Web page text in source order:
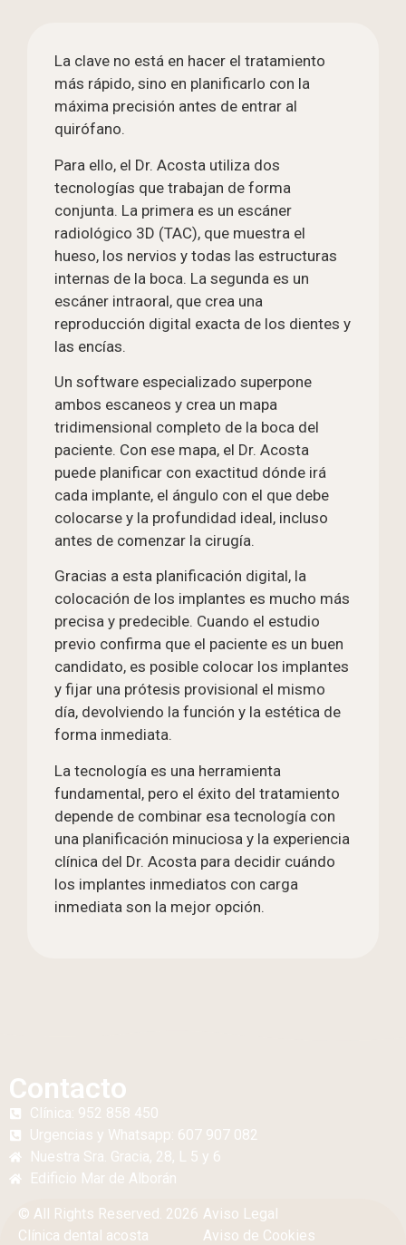
La clave no está en hacer el tratamiento
más rápido, sino en planificarlo con la
máxima precisión antes de entrar al
quirófano.
Para ello, el Dr. Acosta utiliza dos
tecnologías que trabajan de forma
conjunta. La primera es un escáner
radiológico 3D (TAC), que muestra el
hueso, los nervios y todas las estructuras
internas de la boca. La segunda es un
escáner intraoral, que crea una
reproducción digital exacta de los dientes y
las encías.
Un software especializado superpone
ambos escaneos y crea un mapa
tridimensional completo de la boca del
paciente. Con ese mapa, el Dr. Acosta
puede planificar con exactitud dónde irá
cada implante, el ángulo con el que debe
colocarse y la profundidad ideal, incluso
antes de comenzar la cirugía.
Gracias a esta planificación digital, la
colocación de los implantes es mucho más
precisa y predecible. Cuando el estudio
previo confirma que el paciente es un buen
candidato, es posible colocar los implantes
y fijar una prótesis provisional el mismo
día, devolviendo la función y la estética de
forma inmediata.
La tecnología es una herramienta
fundamental, pero el éxito del tratamiento
depende de combinar esa tecnología con
una planificación minuciosa y la experiencia
clínica del Dr. Acosta para decidir cuándo
los implantes inmediatos con carga
inmediata son la mejor opción.
Contacto
Clínica: 952 858 450
Urgencias y Whatsapp: 607 907 082
Nuestra Sra. Gracia, 28, L 5 y 6
Edificio Mar de Alborán
© All Rights Reserved. 2026
Clínica dental acosta
Aviso Legal
Aviso de Cookies